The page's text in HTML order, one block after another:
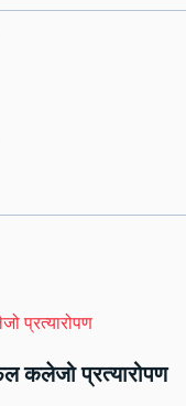
कलेजो प्रत्यारोपण